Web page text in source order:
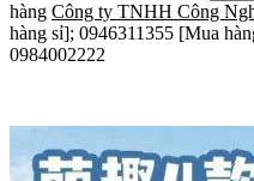
hàng Công ty TNHH Công
hàng sỉ]; 0946311355 [Mua
0984002222